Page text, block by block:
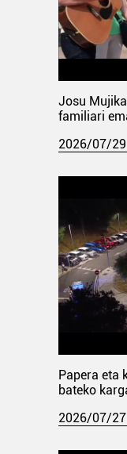
Josu
familiari
2026/07/29
Papera eta
bateko
2026/07/27